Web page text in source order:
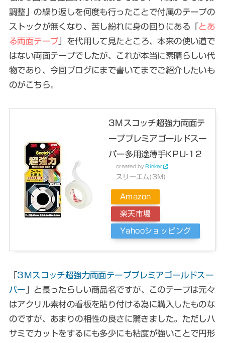
調整」の繰り返しを何度も行ったことで付属のテープの
ストックが無くなり、苦し紛れに身の回りにある「とあ
る両面テープ」を代用して見たところ、本来の使い道で
はない両面テープでしたが、これが本当に素晴らしい代
物であり、今回ブログにまで書いてまでご紹介したいも
のがこちら。
3Mスコッチ超強力両面テ
ーププレミアゴールドスー
パー多用途薄手KPU-12
created by Rinker
スリーエム(3M)
Amazon
楽天市場
Yahooショッピング
「3Mスコッチ超強力両面テーププレミアゴールドスー
パー 」と長ったらしい商品名ですが、このテープは元々
はアクリル素材の看板を貼り付ける為に購入したものな
のですが、あまりの相性の良さに驚きました。 ただしハ
サミでカットをするにも多少にも粘度が強いことで円形